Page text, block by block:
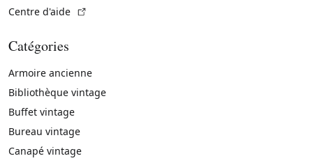
Centre d'aide
Catégories
Armoire ancienne
Bibliothèque vintage
Buffet vintage
Bureau vintage
Canapé vintage